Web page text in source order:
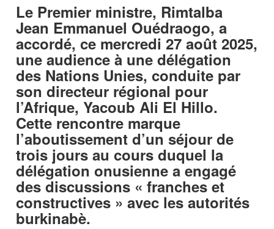
‎Le Premier ministre, Rimtalba
Jean Emmanuel Ouédraogo, a
accordé, ce mercredi 27 août 2025,
une audience à une délégation
des Nations Unies, conduite par
son directeur régional pour
l’Afrique, Yacoub Ali El Hillo.
Cette rencontre marque
l’aboutissement d’un séjour de
trois jours au cours duquel la
délégation onusienne a engagé
des discussions « franches et
constructives » avec les autorités
burkinabè.